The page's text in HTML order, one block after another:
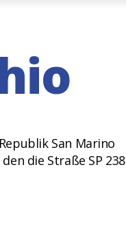
San Marino
die Straße SP 238